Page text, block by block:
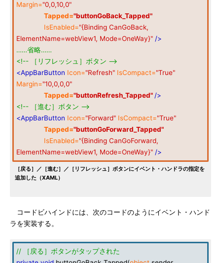
Margin="0,0,10,0"
Tapped="buttonGoBack_Tapped"
IsEnabled="{Binding CanGoBack,
ElementName=webView1, Mode=OneWay}" />
……省略……
<!-- ［リフレッシュ］ボタン -->
<AppBarButton Icon="Refresh" IsCompact="True"
Margin="10,0,0,0"
Tapped="buttonRefresh_Tapped" />
<!-- ［進む］ボタン -->
<AppBarButton Icon="Forward" IsCompact="True"
Tapped="buttonGoForward_Tapped"
IsEnabled="{Binding CanGoForward,
ElementName=webView1, Mode=OneWay}" />
［戻る］／［進む］／［リフレッシュ］ボタンにイベント・ハンドラの指定を
追加した（XAML）
コードビハインドには、次のコードのようにイベント・ハンド
ラを実装する。
// ［戻る］ボタンがタップされた